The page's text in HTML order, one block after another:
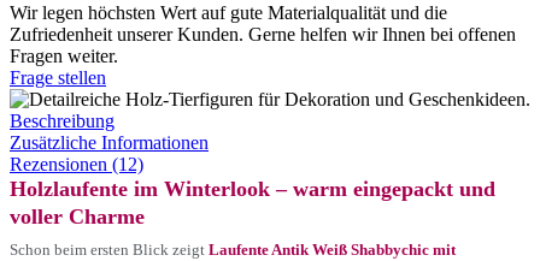
Wir legen höchsten Wert auf gute Materialqualität und die
Zufriedenheit unserer Kunden. Gerne helfen wir Ihnen bei offenen
Fragen weiter.
Frage stellen
Beschreibung
Zusätzliche Informationen
Rezensionen (12)
Holzlaufente im Winterlook – warm eingepackt und
voller Charme
Schon beim ersten Blick zeigt Laufente Antik Weiß Shabbychic mit